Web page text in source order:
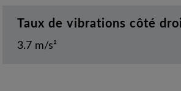
Taux de vibrations côté
3.7 m/s²